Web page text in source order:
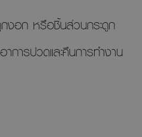
กงอก หรือชิ้นส่วนกระดูก
ารปวดและคืนการทำงาน